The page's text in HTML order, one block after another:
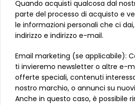
Quando acquisti qualcosa dal
parte del processo di acquisto e
le informazioni personali che ci
indirizzo e indirizzo e-mail.
Email marketing (se applicabile):
ti invieremo newsletter o altre e-
offerte speciali, contenuti
nostro marchio, o annunci su
Anche in questo caso, è possibile